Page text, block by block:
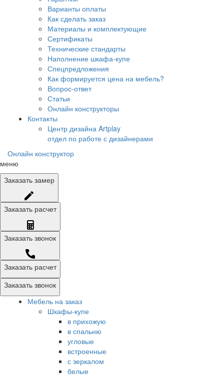
Варианты оплаты
Как сделать заказ
Материалы и комплектующие
Сертификаты
Технические стандарты
Наполнение шкафа-купе
Спецпредложения
Как формируется цена на мебель?
Вопрос-ответ
Статьи
Онлайн конструкторы
Контакты
Центр дизайна Artplay
отдел по работе с дизайнерами
Онлайн конструктор
меню
Заказать замер
Заказать расчет
Заказать звонок
Заказать расчет
Заказать звонок
Мебель на заказ
Шкафы-купе
в прихожую
в спальню
угловые
встроенные
с зеркалом
белые